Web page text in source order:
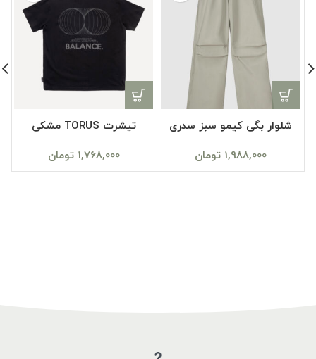
شلوار بگی کیمو سبز سدری
1,988,000 تومان
تیشرت TORUS مشکی
1,768,000 تومان